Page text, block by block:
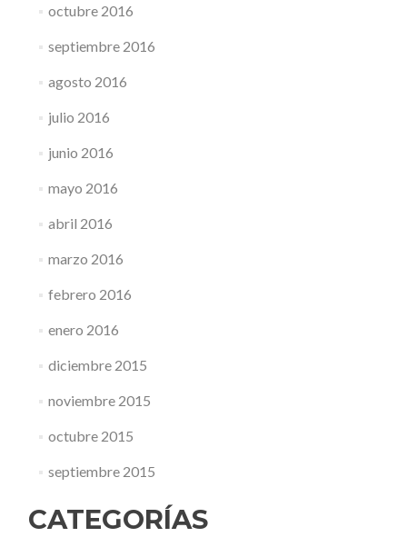
octubre 2016
septiembre 2016
agosto 2016
julio 2016
junio 2016
mayo 2016
abril 2016
marzo 2016
febrero 2016
enero 2016
diciembre 2015
noviembre 2015
octubre 2015
septiembre 2015
CATEGORÍAS